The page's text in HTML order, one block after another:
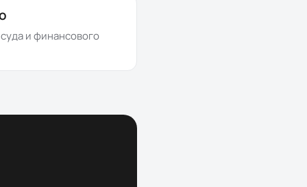
и финансового